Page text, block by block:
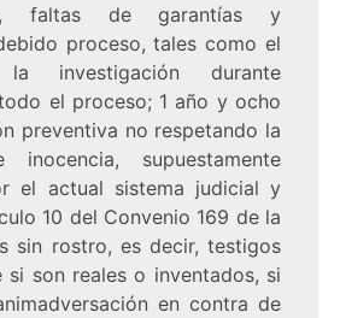
faltas de garantías y
proceso, tales como el
investigación durante
el proceso; 1 año y ocho
preventiva no respetando la
inocencia, supuestamente
el actual sistema judicial y
10 del Convenio 169 de la
sin rostro, es decir, testigos
si son reales o inventados, si
en contra de